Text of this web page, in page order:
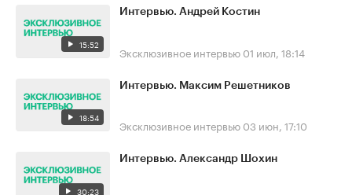
15:52
Интервью. Андрей Костин
Эксклюзивное интервью 01 июл, 18:14
18:54
Интервью. Максим Решетников
Эксклюзивное интервью 03 июн, 17:10
30:23
Интервью. Александр Шохин